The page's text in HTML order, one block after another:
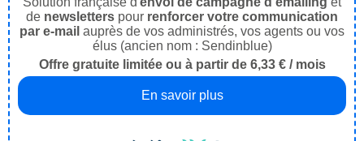
de newsletters pour renforcer votre communication
par e-mail auprès de vos administrés, vos agents ou vos
élus (ancien nom : Sendinblue)
Offre gratuite limitée ou à partir de 6,33 € / mois
En savoir plus